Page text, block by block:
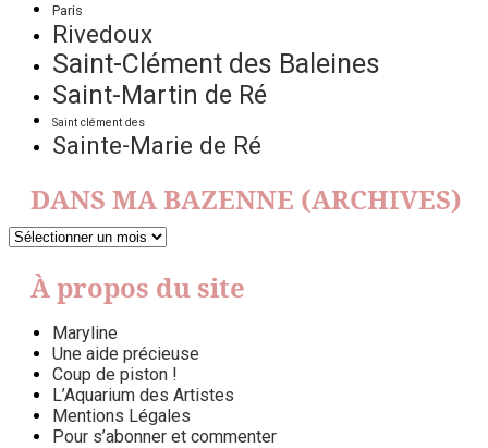
Paris
Rivedoux
Saint-Clément des Baleines
Saint-Martin de Ré
Saint clément des
Sainte-Marie de Ré
DANS MA BAZENNE (ARCHIVES)
DANS
BAZENNE
(ARCHIVES)
À propos du site
Maryline
Une aide précieuse
Coup de piston !
L’Aquarium des Artistes
Mentions Légales
Pour s’abonner et commenter